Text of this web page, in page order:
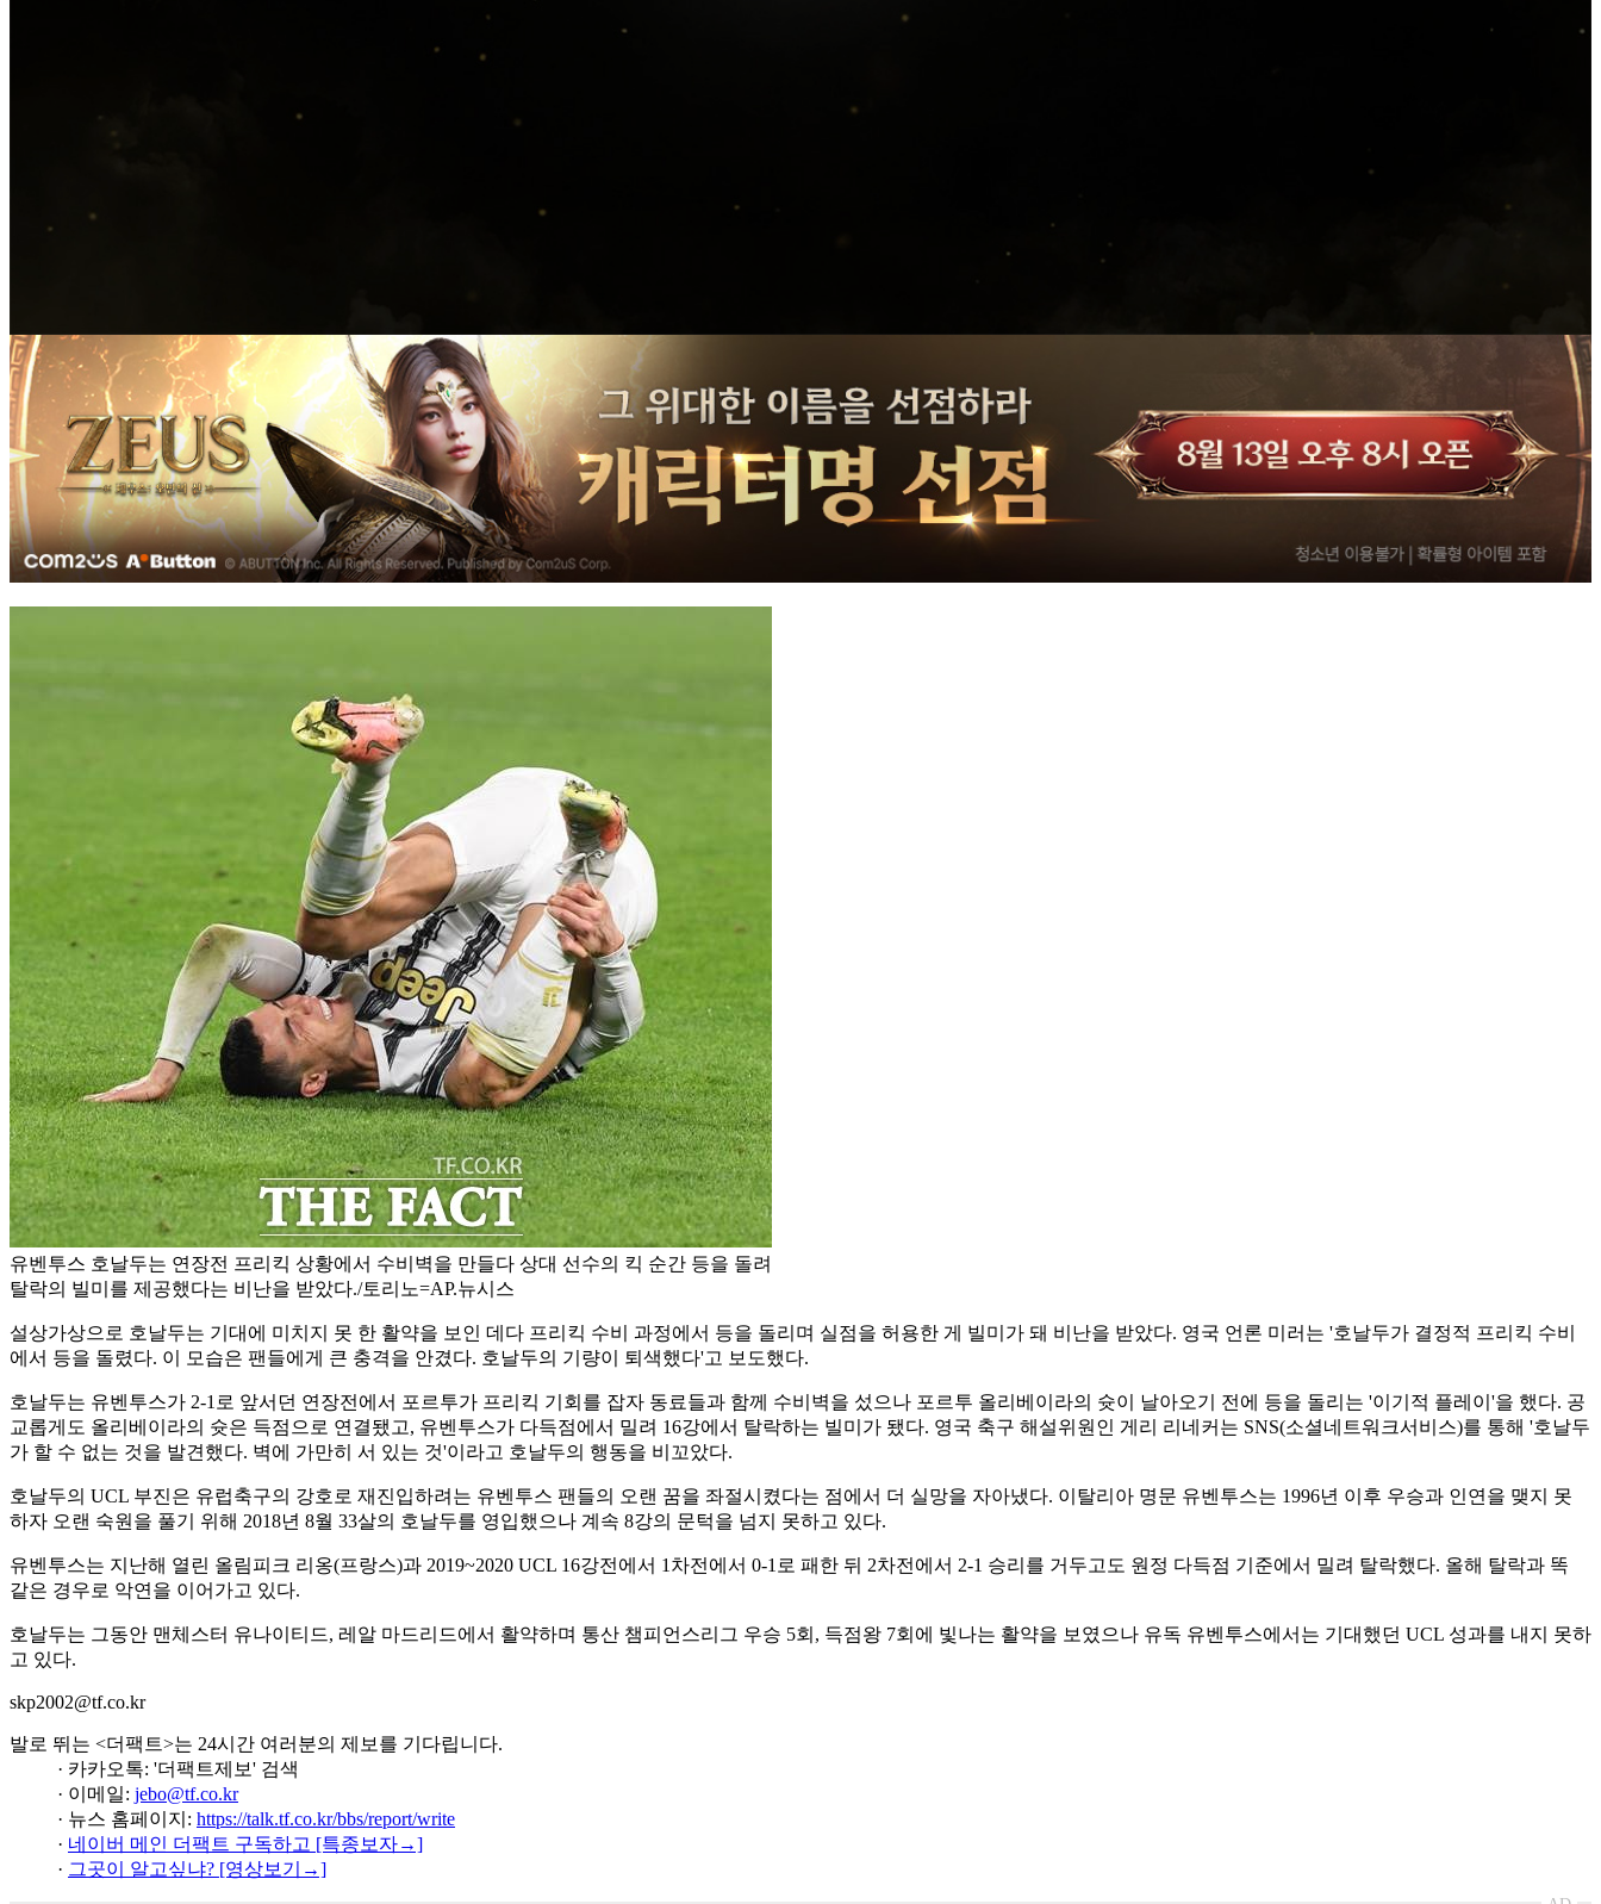
유벤투스 호날두는 연장전 프리킥 상황에서 수비벽을 만들다 상대 선수의 킥 순간 등을 돌려
탈락의 빌미를 제공했다는 비난을 받았다./토리노=AP.뉴시스
설상가상으로 호날두는 기대에 미치지 못 한 활약을 보인 데다 프리킥 수비 과정에서 등을 돌리며 실점을 허용한 게 빌미가 돼 비난을 받았다. 영국 언론 미러는 '호날두가 결정적 프리킥 수비
에서 등을 돌렸다. 이 모습은 팬들에게 큰 충격을 안겼다. 호날두의 기량이 퇴색했다'고 보도했다.
호날두는 유벤투스가 2-1로 앞서던 연장전에서 포르투가 프리킥 기회를 잡자 동료들과 함께 수비벽을 섰으나 포르투 올리베이라의 슛이 날아오기 전에 등을 돌리는 '이기적 플레이'을 했다. 공
교롭게도 올리베이라의 슛은 득점으로 연결됐고, 유벤투스가 다득점에서 밀려 16강에서 탈락하는 빌미가 됐다. 영국 축구 해설위원인 게리 리네커는 SNS(소셜네트워크서비스)를 통해 '호날두
가 할 수 없는 것을 발견했다. 벽에 가만히 서 있는 것'이라고 호날두의 행동을 비꼬았다.
호날두의 UCL 부진은 유럽축구의 강호로 재진입하려는 유벤투스 팬들의 오랜 꿈을 좌절시켰다는 점에서 더 실망을 자아냈다. 이탈리아 명문 유벤투스는 1996년 이후 우승과 인연을 맺지 못
하자 오랜 숙원을 풀기 위해 2018년 8월 33살의 호날두를 영입했으나 계속 8강의 문턱을 넘지 못하고 있다.
유벤투스는 지난해 열린 올림피크 리옹(프랑스)과 2019~2020 UCL 16강전에서 1차전에서 0-1로 패한 뒤 2차전에서 2-1 승리를 거두고도 원정 다득점 기준에서 밀려 탈락했다. 올해 탈락과 똑
같은 경우로 악연을 이어가고 있다.
호날두는 그동안 맨체스터 유나이티드, 레알 마드리드에서 활약하며 통산 챔피언스리그 우승 5회, 득점왕 7회에 빛나는 활약을 보였으나 유독 유벤투스에서는 기대했던 UCL 성과를 내지 못하
고 있다.
skp2002@tf.co.kr
발로 뛰는 <더팩트>는 24시간 여러분의 제보를 기다립니다.
· 카카오톡: '더팩트제보' 검색
· 이메일: jebo@tf.co.kr
· 뉴스 홈페이지: https://talk.tf.co.kr/bbs/report/write
· 네이버 메인 더팩트 구독하고 [특종보자→]
· 그곳이 알고싶냐? [영상보기→]